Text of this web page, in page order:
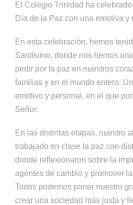
El Colegio Trinidad ha
Día de la Paz con una emotiva
En esta celebración, hemos
Santísimo, donde nos hemos
pedir por la paz en nuestros
familias y en el mundo entero.
emotivo y personal, en el que
Señor.
En las distintas etapas, nuestro
trabajado en clase la paz con
donde reflexionaron sobre la
agentes de cambio y promover
Todos podemos poner nuestro
crear una sociedad más justa y